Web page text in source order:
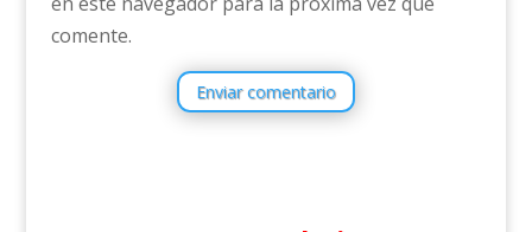
comente.
Enviar comentario